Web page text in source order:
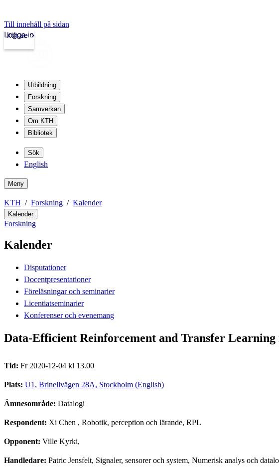
Till innehåll på sidan
kth.se
Logga in
Utbildning
Forskning
Samverkan
Om KTH
Bibliotek
Sök
English
Meny
KTH Forskning Kalender
Kalender
Forskning
Kalender
Disputationer
Docentpresentationer
Föreläsningar och seminarier
Licentiatseminarier
Konferenser och evenemang
Data-Efficient Reinforcement and Transfer Learning
Tid: Fr 2020-12-04 kl 13.00
Plats: U1, Brinellvägen 28A, Stockholm (English)
Ämnesområde: Datalogi
Respondent: Xi Chen , Robotik, perception och lärande, RPL
Opponent: Ville Kyrki,
Handledare: Patric Jensfelt, Signaler, sensorer och system, Numerisk analys och